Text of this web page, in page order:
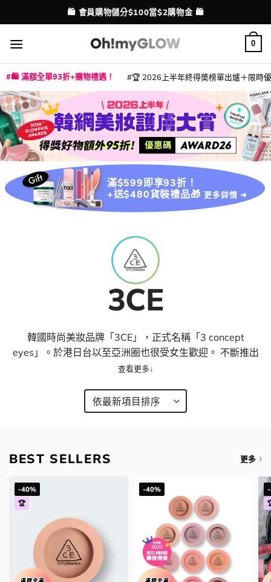
to
content
配送港澳
💳 支援消費券、FPS、八達通、PAYME、信用卡付款
0
🛍️ 滿額全單93折+購物禮遇！ 🏆 2026上半年終得奬榜單出爐＋限時
滿$599即享93折！
+送$480貨裝禮品🎁 更多詳情 ➜
3CE
韓國時尚美妝品牌「3CE」，正式名稱「3 concept
eyes」。於港日台以至亞洲圈也很受女生歡迎。 不斷推出
韓系流行新妝容的彩妝，其中九宮格眼影盤、胭脂以及霧面
商品，讓粉絲們都愛不釋手。
BEST SELLERS 更多
-40%
🏆
-40%